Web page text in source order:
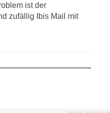
ist der
zufällig Ibis Mail mit